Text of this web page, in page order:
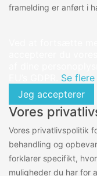
framelding er anført i
Se
Jeg accepterer
Vores
Vores privatlivspolitik
behandling og
forklarer specifikt,
muligheder du har for